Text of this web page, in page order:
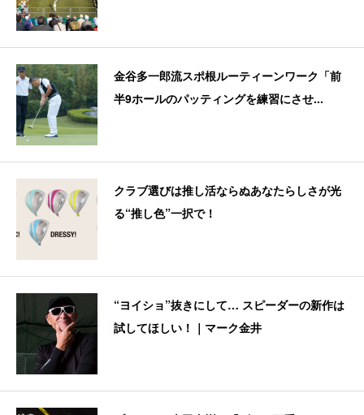
金谷多一郎流スポ根ルーティーンワーク「前
半9ホールのパッティングを練習にさせ...
クラブ選びは推し活ならぬあなたらしさが光
る“推し色”一択で！
“ヨイショ”抜きにして… スピーダーの新作は
試してほしい！｜マーク金井